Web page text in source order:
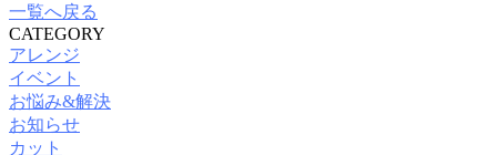
一覧へ戻る
CATEGORY
アレンジ
イベント
お悩み&解決
お知らせ
カット